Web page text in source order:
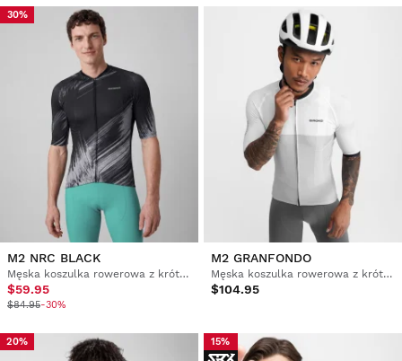
30%
M2 NRC BLACK
Męska koszulka rowerowa z krótkim rękawem
$59.95
$84.95-30%
M2 GRANFONDO
Męska koszulka rowerowa z krótkim rękawem
$104.95
20% 15%